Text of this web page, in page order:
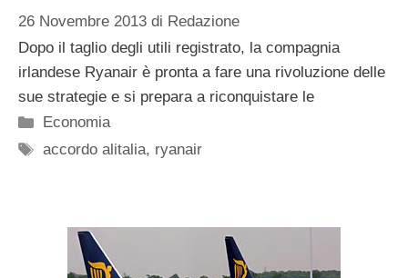
26 Novembre 2013 di Redazione
Dopo il taglio degli utili registrato, la compagnia
irlandese Ryanair è pronta a fare una rivoluzione delle
sue strategie e si prepara a riconquistare le
Categorie
Economia
Tag
accordo alitalia, ryanair